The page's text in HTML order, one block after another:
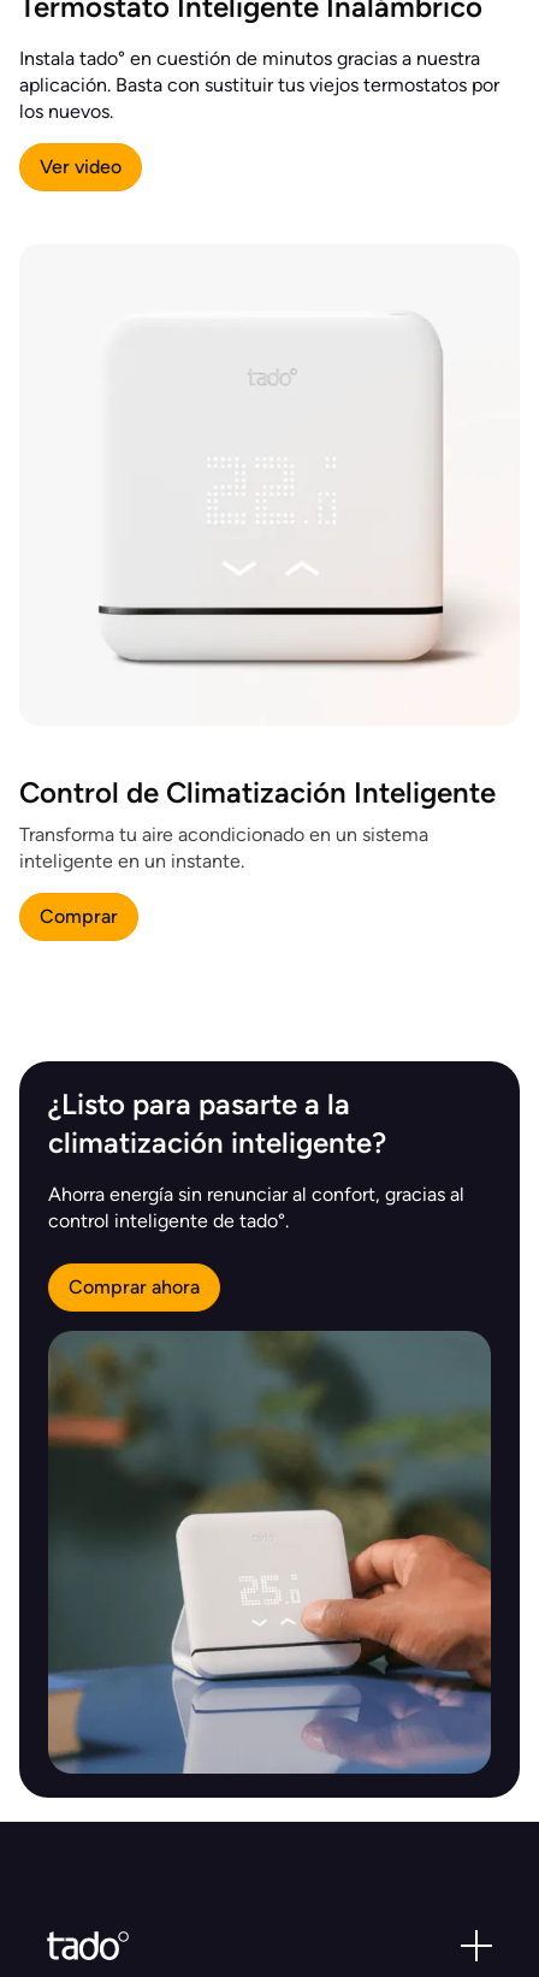
Instala tado° en cuestión de minutos gracias a nuestra
aplicación. Basta con sustituir tus viejos termostatos por
los nuevos.
Ver video
Control de Climatización Inteligente
Transforma tu aire acondicionado en un sistema
inteligente en un instante.
Comprar
¿Listo para pasarte a la
climatización inteligente?
Ahorra energía sin renunciar al confort, gracias al
control inteligente de tado°.
Comprar ahora